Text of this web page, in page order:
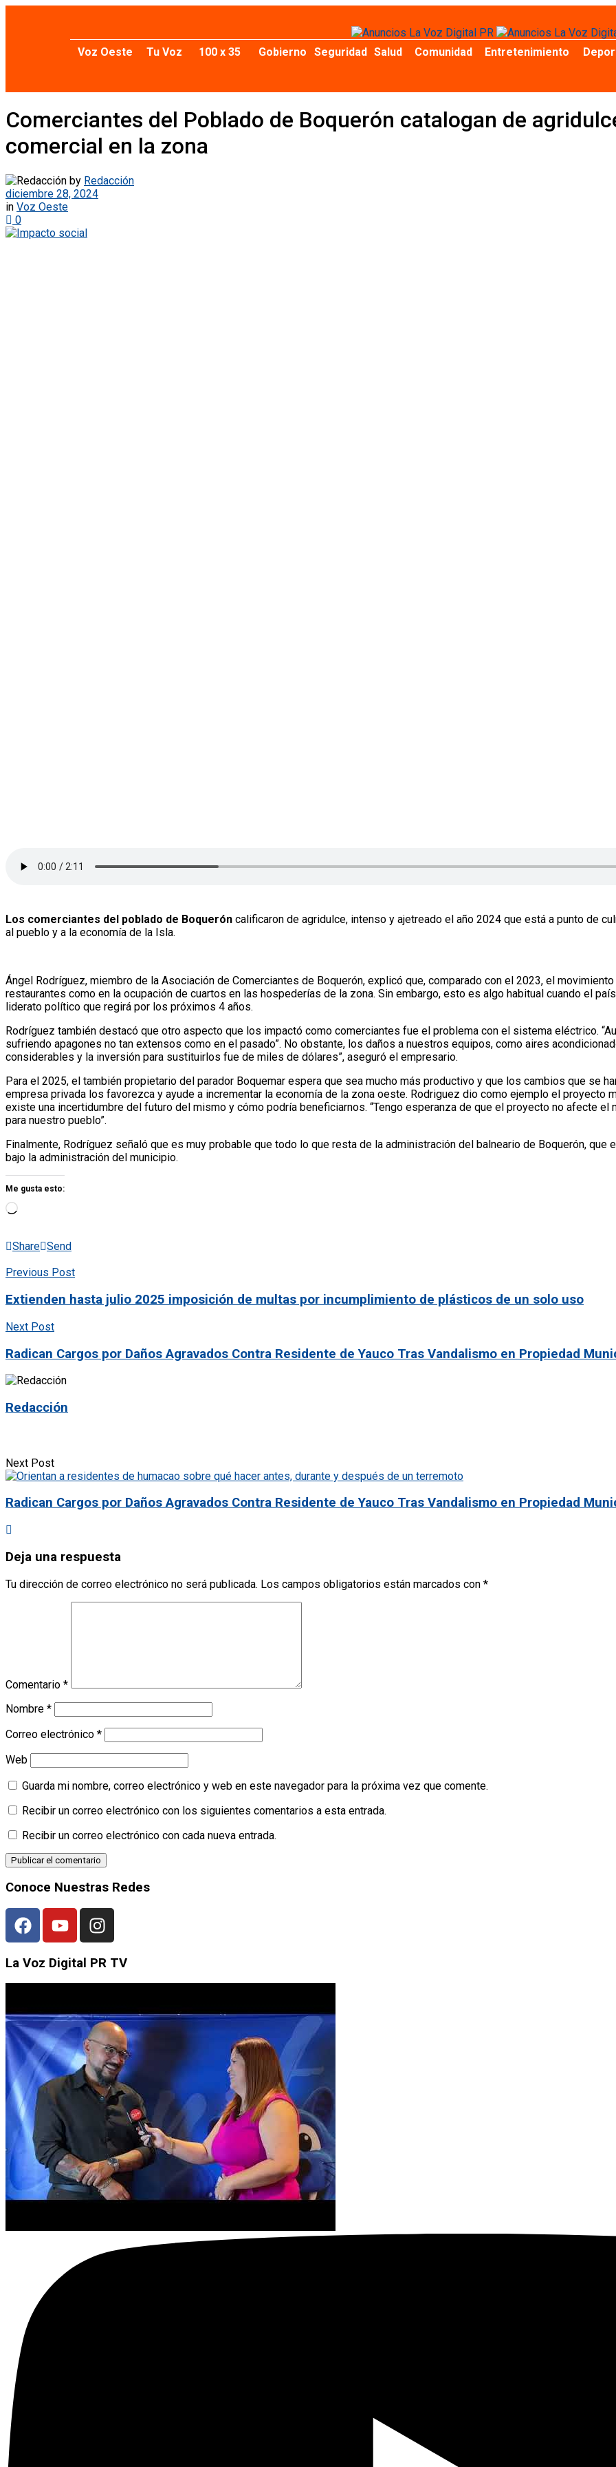
Voz Oeste Tu Voz 100 x 35 Gobierno Seguridad Salud Comunidad Entretenimiento
Comerciantes del Poblado de Boquerón catalogan de
comercial en la zona
by Redacción
diciembre 28, 2024
in Voz Oeste
0
Los comerciantes del poblado de Boquerón calificaron de agridulce, intenso y ajetreado el año 2024 que está a punto de
al pueblo y a la economía de la Isla.
Ángel Rodríguez, miembro de la Asociación de Comerciantes de Boquerón, explicó que, comparado con el 2023, el
restaurantes como en la ocupación de cuartos en las hospederías de la zona. Sin embargo, esto es algo habitual cuando el
liderato político que regirá por los próximos 4 años.
Rodríguez también destacó que otro aspecto que los impactó como comerciantes fue el problema con el sistema eléctrico.
sufriendo apagones no tan extensos como en el pasado”. No obstante, los daños a nuestros equipos, como aires
considerables y la inversión para sustituirlos fue de miles de dólares”, aseguró el empresario.
Para el 2025, el también propietario del parador Boquemar espera que sea mucho más productivo y que los cambios que se
empresa privada los favorezca y ayude a incrementar la economía de la zona oeste. Rodriguez dio como ejemplo el proyecto
existe una incertidumbre del futuro del mismo y cómo podría beneficiarnos. “Tengo esperanza de que el proyecto no afecte
para nuestro pueblo”.
Finalmente, Rodríguez señaló que es muy probable que todo lo que resta de la administración del balneario de Boquerón,
bajo la administración del municipio.
Me gusta esto:
Share Send
Previous Post
Extienden hasta julio 2025 imposición de multas por incumplimiento de plásticos de un solo uso
Next Post
Radican Cargos por Daños Agravados Contra Residente de Yauco Tras Vandalismo en Propiedad
Redacción
Next Post
Radican Cargos por Daños Agravados Contra Residente de Yauco Tras Vandalismo en Propiedad
Deja una respuesta
Tu dirección de correo electrónico no será publicada. Los campos obligatorios están marcados con *
Comentario *
Nombre *
Correo electrónico *
Web
Guarda mi nombre, correo electrónico y web en este navegador para la próxima vez que comente.
Recibir un correo electrónico con los siguientes comentarios a esta entrada.
Recibir un correo electrónico con cada nueva entrada.
Conoce Nuestras Redes
La Voz Digital PR TV